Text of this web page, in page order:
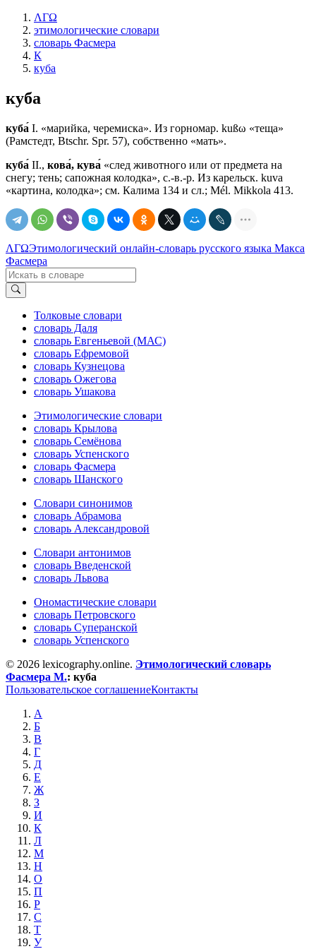
ΛΓΩ
этимологические словари
словарь Фасмера
К
куба
куба
куба́ I. «марийка, черемиска». Из горномар. kußω «теща»
(Рамстедт, Btschr. Spr. 57), собственно «мать».
куба́ II., кова́, кува́ «след животного или от предмета на
снегу; тень; сапожная колодка», с.-в.-р. Из карельск. kuvа
«картина, колодка»; см. Калима 134 и сл.; Мél. Мikkola 413.
ΛΓΩЭтимологический онлайн-словарь русского языка Макса
Фасмера
Толковые словари
словарь Даля
словарь Евгеньевой (МАС)
словарь Ефремовой
словарь Кузнецова
словарь Ожегова
словарь Ушакова
Этимологические словари
словарь Крылова
словарь Семёнова
словарь Успенского
словарь Фасмера
словарь Шанского
Словари синонимов
словарь Абрамова
словарь Александровой
Словари антонимов
словарь Введенской
словарь Львова
Ономастические словари
словарь Петровского
словарь Суперанской
словарь Успенского
© 2026 lexicography.online. Этимологический словарь
Фасмера М.: куба
Пользовательское соглашениеКонтакты
А
Б
В
Г
Д
Е
Ж
З
И
К
Л
М
Н
О
П
Р
С
Т
У